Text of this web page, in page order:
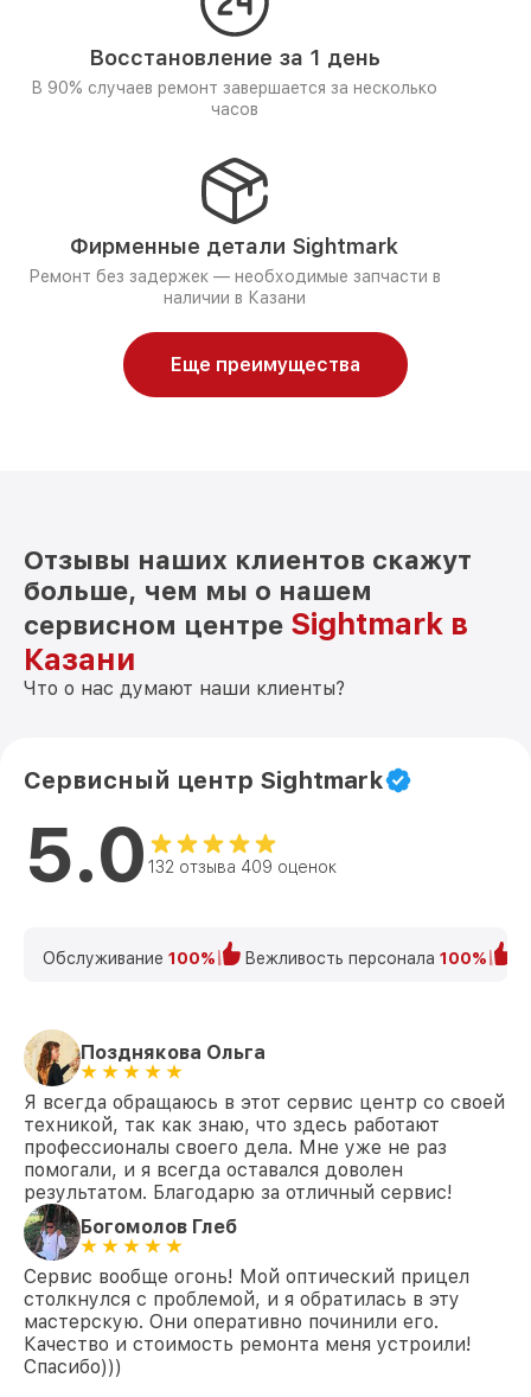
Восстановление за 1 день
В 90% случаев ремонт завершается за несколько
часов
Фирменные детали Sightmark
Ремонт без задержек — необходимые запчасти в
наличии в Казани
Еще преимущества
Отзывы наших клиентов скажут
больше, чем мы о нашем
сервисном центре Sightmark в
Казани
Что о нас думают наши клиенты?
Сервисный центр Sightmark
5.0 132 отзыва 409 оценок
Обслуживание 100% Вежливость персонала 100%
Позднякова Ольга
Я всегда обращаюсь в этот сервис центр со своей
техникой, так как знаю, что здесь работают
профессионалы своего дела. Мне уже не раз
помогали, и я всегда оставался доволен
результатом. Благодарю за отличный сервис!
Богомолов Глеб
Сервис вообще огонь! Мой оптический прицел
столкнулся с проблемой, и я обратилась в эту
мастерскую. Они оперативно починили его.
Качество и стоимость ремонта меня устроили!
Спасибо)))